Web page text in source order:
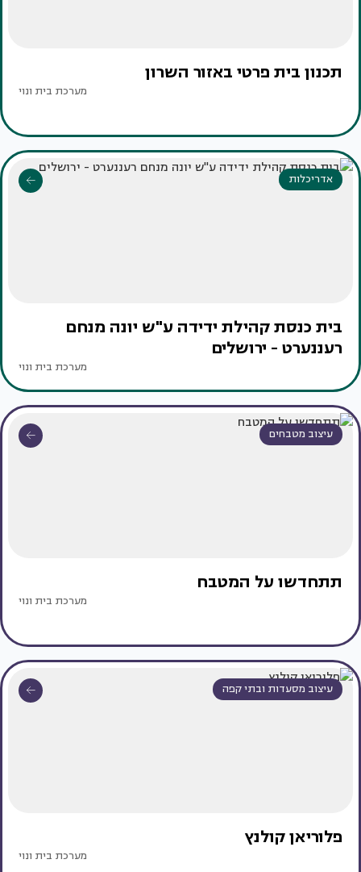
תכנון בית פרטי באזור השרון
מערכת בית ונוי
אדריכלות
בית כנסת קהילת ידידה ע"ש יונה מנחם
רעננערט - ירושלים
מערכת בית ונוי
עיצוב מטבחים
תתחדשו על המטבח
מערכת בית ונוי
עיצוב מסעדות ובתי קפה
פלוריאן קולנץ
מערכת בית ונוי